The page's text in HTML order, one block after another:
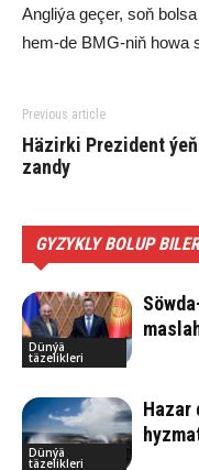
Ang­li­ýa ge­çer, soň
hem-de BMG-niň ho­wa
Previous article
Hä­zir­ki Pre­zi­den­t
zan­dy
GYZYKLY BOLUP BILER
Dünýä
täzelikleri
Dünýä
täzelikleri
Hazar